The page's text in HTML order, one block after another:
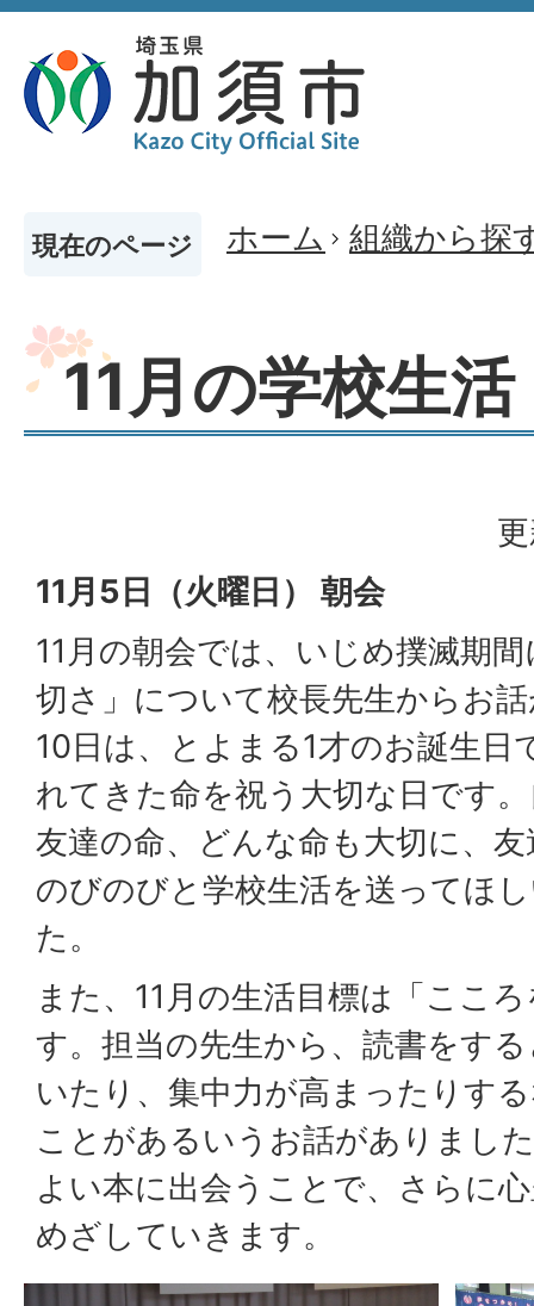
現在のページ ホーム 組織から探
11月の学校生活
11月5日（火曜日） 朝会
11月の朝会では、いじめ撲滅期
切さ」について校長先生からお
10日は、とよまる1才のお誕生日
れてきた命を祝う大切な日です
友達の命、どんな命も大切に、
のびのびと学校生活を送ってほ
た。
また、11月の生活目標は「ここ
す。担当の先生から、読書をす
いたり、集中力が高まったりす
ことがあるいうお話がありまし
よい本に出会うことで、さらに
めざしていきます。